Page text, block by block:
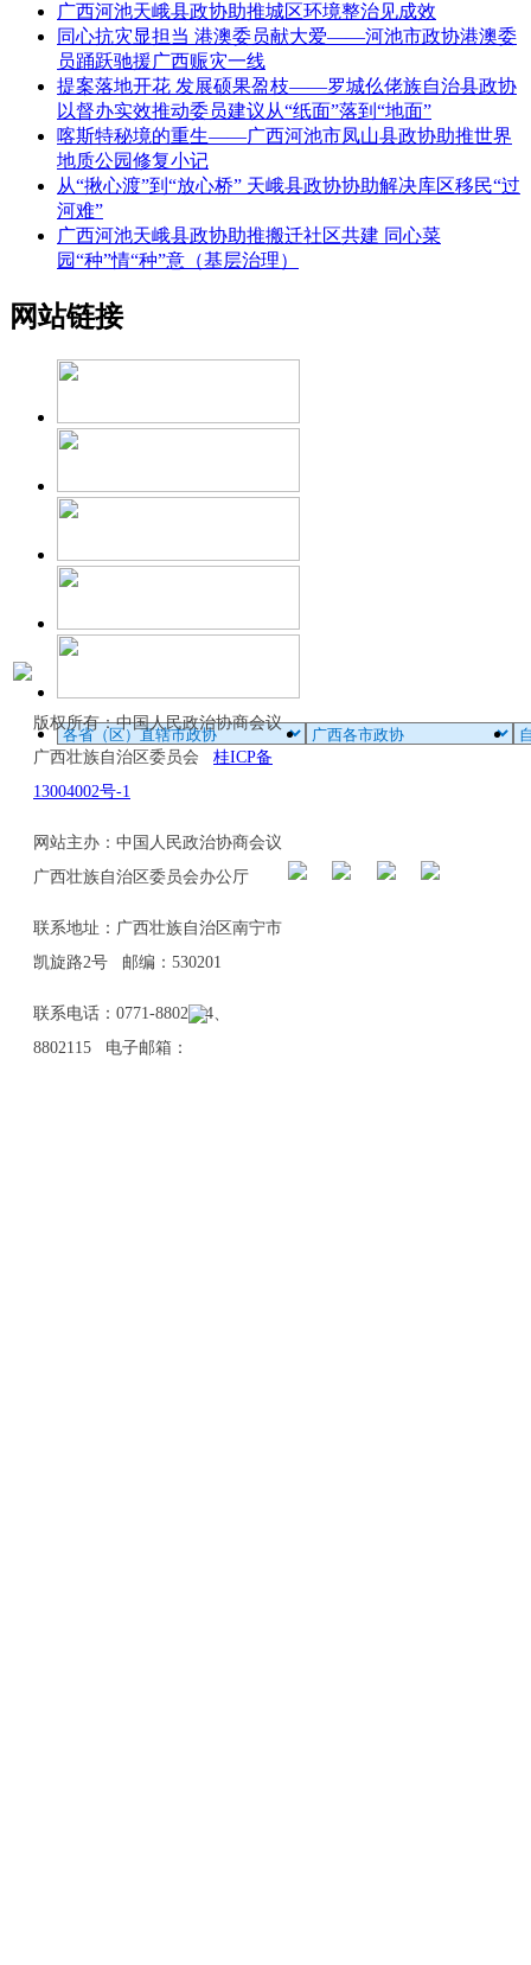
广西河池天峨县政协助推城区环境整治见成效
同心抗灾显担当 港澳委员献大爱——河池市政协港澳委
员踊跃驰援广西赈灾一线
提案落地开花 发展硕果盈枝——罗城仫佬族自治县政协
以督办实效推动委员建议从“纸面”落到“地面”
喀斯特秘境的重生——广西河池市凤山县政协助推世界
地质公园修复小记
从“揪心渡”到“放心桥” 天峨县政协协助解决库区移民“过
河难”
广西河池天峨县政协助推搬迁社区共建 同心菜
园“种”情“种”意（基层治理）
网站链接
版权所有：中国人民政治协商会议
广西壮族自治区委员会 桂ICP备
13004002号-1
网站主办：中国人民政治协商会议
广西壮族自治区委员会办公厅
联系地址：广西壮族自治区南宁市
凯旋路2号 邮编：530201
联系电话：0771-8802114、
8802115 电子邮箱：